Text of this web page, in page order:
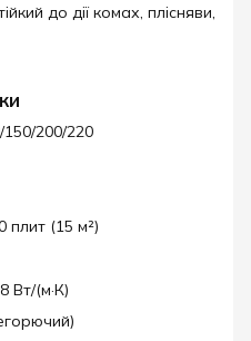
до дії комах, плісняви,
200/220
плит (15 м²)
Вт/(м·К)